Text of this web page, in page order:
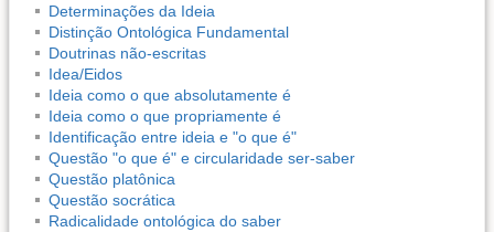
Determinações da Ideia
Distinção Ontológica Fundamental
Doutrinas não-escritas
Idea/Eidos
Ideia como o que absolutamente é
Ideia como o que propriamente é
Identificação entre ideia e "o que é"
Questão "o que é" e circularidade ser-saber
Questão platônica
Questão socrática
Radicalidade ontológica do saber